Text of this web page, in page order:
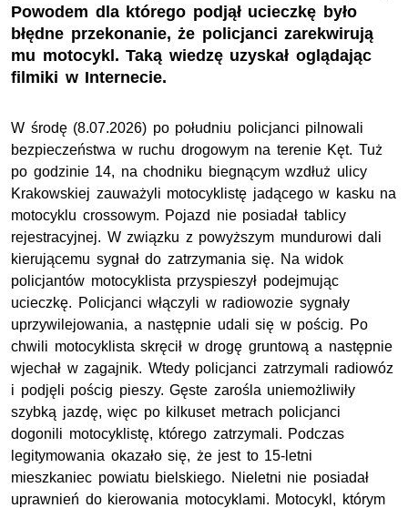
Powodem dla którego podjął ucieczkę było
błędne przekonanie, że policjanci zarekwirują
mu motocykl. Taką wiedzę uzyskał oglądając
filmiki w Internecie.
W środę (8.07.2026) po południu policjanci pilnowali
bezpieczeństwa w ruchu drogowym na terenie Kęt. Tuż
po godzinie 14, na chodniku biegnącym wzdłuż ulicy
Krakowskiej zauważyli motocyklistę jadącego w kasku na
motocyklu crossowym. Pojazd nie posiadał tablicy
rejestracyjnej. W związku z powyższym mundurowi dali
kierującemu sygnał do zatrzymania się. Na widok
policjantów motocyklista przyspieszył podejmując
ucieczkę. Policjanci włączyli w radiowozie sygnały
uprzywilejowania, a następnie udali się w pościg. Po
chwili motocyklista skręcił w drogę gruntową a następnie
wjechał w zagajnik. Wtedy policjanci zatrzymali radiowóz
i podjęli pościg pieszy. Gęste zarośla uniemożliwiły
szybką jazdę, więc po kilkuset metrach policjanci
dogonili motocyklistę, którego zatrzymali. Podczas
legitymowania okazało się, że jest to 15-letni
mieszkaniec powiatu bielskiego. Nieletni nie posiadał
uprawnień do kierowania motocyklami. Motocykl, którym